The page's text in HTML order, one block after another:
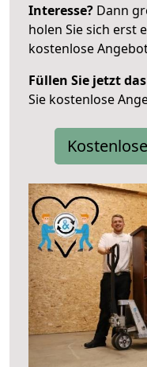
Interesse? Dann
holen Sie sich erst
kostenlose
Füllen Sie jetzt
Sie kostenlose